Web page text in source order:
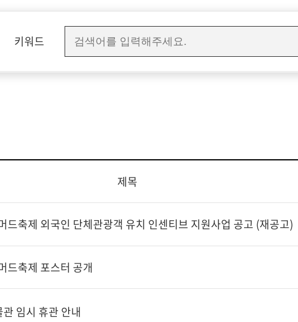
키워드
제목
드축제 외국인 단체관광객 유치 인센티브 지원사업 공고 (재공고)
드축제 포스터 공개
임시 휴관 안내